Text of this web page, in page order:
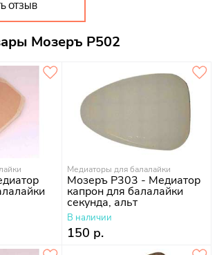
ОТЗЫВ
Мозеръ P502
Медиаторы для балалайки
Мозеръ P303 - Медиатор
капрон для балалайки
секунда, альт
В наличии
150 р.